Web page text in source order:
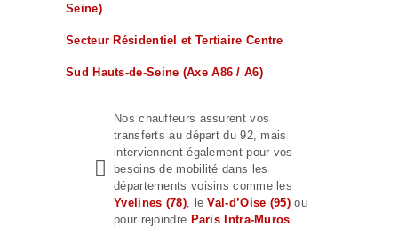
Seine)
Secteur Résidentiel et Tertiaire Centre
Sud Hauts-de-Seine (Axe A86 / A6)
Nos chauffeurs assurent vos
transferts au départ du 92, mais
interviennent également pour vos
besoins de mobilité dans les
départements voisins comme les
Yvelines (78), leVal-d’Oise (95)ou
pour rejoindre Paris Intra-Muros